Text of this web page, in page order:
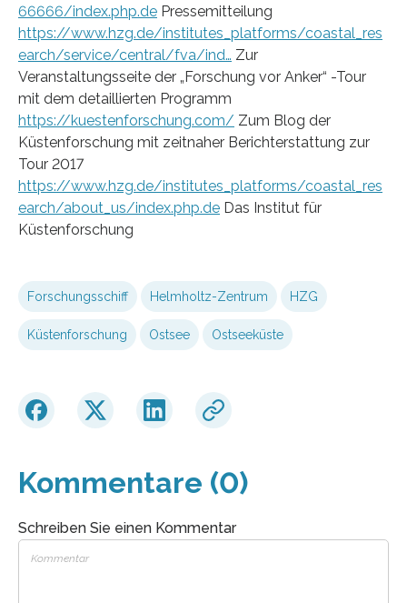
66666/index.php.de Pressemitteilung
https://www.hzg.de/institutes_platforms/coastal_res
earch/service/central/fva/ind… Zur
Veranstaltungsseite der „Forschung vor Anker“ -Tour
mit dem detaillierten Programm
https://kuestenforschung.com/ Zum Blog der
Küstenforschung mit zeitnaher Berichterstattung zur
Tour 2017
https://www.hzg.de/institutes_platforms/coastal_res
earch/about_us/index.php.de Das Institut für
Küstenforschung
Forschungsschiff Helmholtz-Zentrum HZG
Küstenforschung Ostsee Ostseeküste
Kommentare (0)
Schreiben Sie einen Kommentar